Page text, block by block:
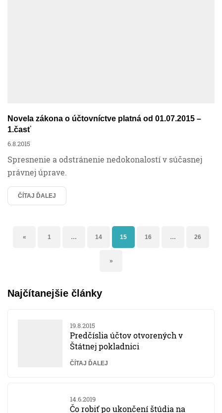
Novela zákona o účtovníctve platná od 01.07.2015 –
1.časť
6.8.2015
Spresnenie a odstránenie nedokonalostí v súčasnej
právnej úprave.
ČÍTAJ ĎALEJ
« 1 … 14 15 16 … 26
»
Najčítanejšie články
19.8.2015
Predčíslia účtov otvorených v
Štátnej pokladnici
ČÍTAJ ĎALEJ
14.6.2019
Čo robiť po ukončení štúdia na